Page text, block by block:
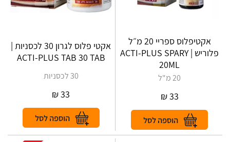
אקטיפלוס ספריי 20 מ״ל
פלוריש | ACTI-PLUS SPARY
20ML
20 מ"ל
33
₪
אקטי פלוס לגרון 30 לכסניות |
ACTI-PLUS TAB 30 TAB
30 לכסניות
33
₪